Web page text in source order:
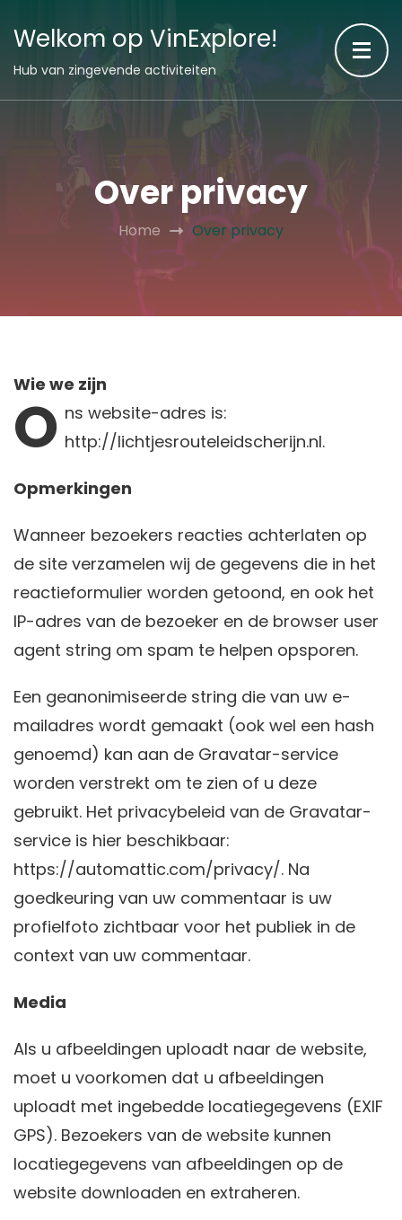
Welkom op VinExplore!
Hub van zingevende activiteiten
Over privacy
Home Over privacy
Wie we zijn
O ns website-adres is:
http://lichtjesrouteleidscherijn.nl.
Opmerkingen
Wanneer bezoekers reacties achterlaten op
de site verzamelen wij de gegevens die in het
reactieformulier worden getoond, en ook het
IP-adres van de bezoeker en de browser user
agent string om spam te helpen opsporen.
Een geanonimiseerde string die van uw e-
mailadres wordt gemaakt (ook wel een hash
genoemd) kan aan de Gravatar-service
worden verstrekt om te zien of u deze
gebruikt. Het privacybeleid van de Gravatar-
service is hier beschikbaar:
https://automattic.com/privacy/. Na
goedkeuring van uw commentaar is uw
profielfoto zichtbaar voor het publiek in de
context van uw commentaar.
Media
Als u afbeeldingen uploadt naar de website,
moet u voorkomen dat u afbeeldingen
uploadt met ingebedde locatiegegevens (EXIF
GPS). Bezoekers van de website kunnen
locatiegegevens van afbeeldingen op de
website downloaden en extraheren.